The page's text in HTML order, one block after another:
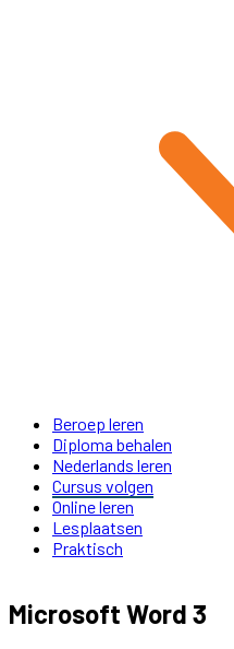
Beroep leren
Diploma behalen
Nederlands leren
Cursus volgen
Online leren
Lesplaatsen
Praktisch
Microsoft Word 3